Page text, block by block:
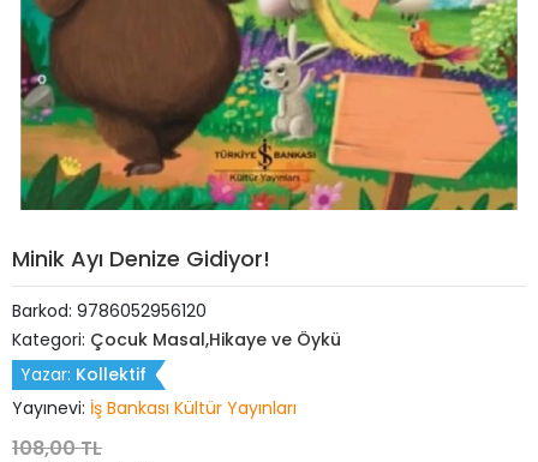
Minik Ayı Denize Gidiyor!
Barkod: 9786052956120
Kategori: Çocuk Masal,Hikaye ve Öykü
Yazar: Kollektif
Yayınevi: İş Bankası Kültür Yayınları
108,00 TL